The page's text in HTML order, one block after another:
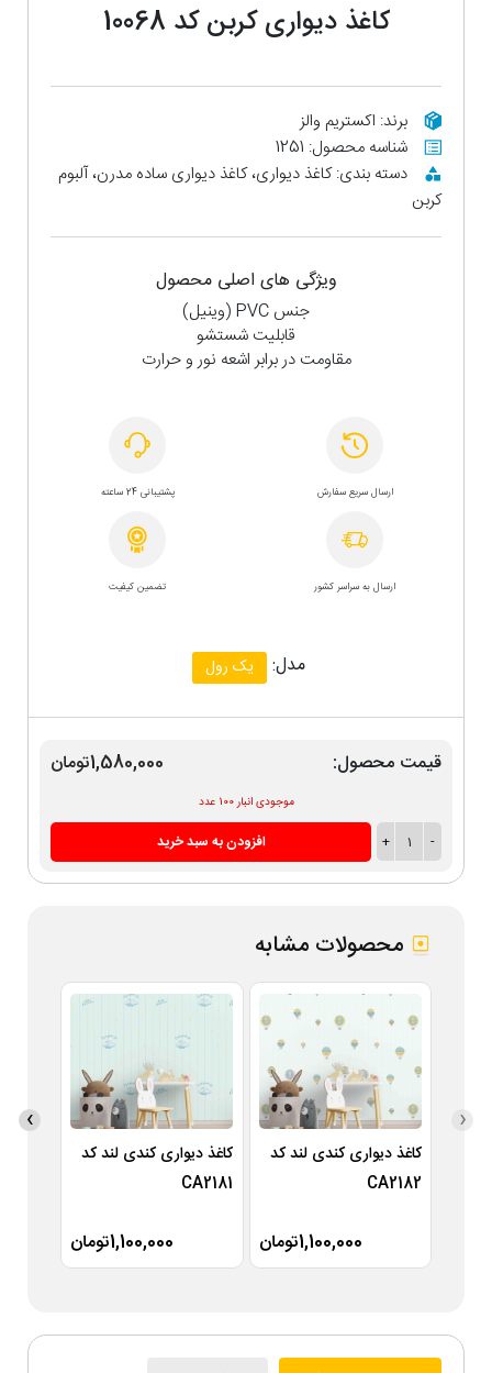
کاغذ دیواری کربن کد 10068
برند: اکستریم والز
شناسه محصول: 1251
دسته بندی: کاغذ دیواری، کاغذ دیواری ساده مدرن، آلبوم
کربن
ویژگی های اصلی محصول
جنس PVC (وینیل)
قابلیت شستشو
مقاومت در برابر اشعه نور و حرارت
ارسال سریع سفارش پشتیبانی 24 ساعته
ارسال به سراسر کشور تضمین کیفیت
مدل: یک رول
قیمت محصول: 1,580,000تومان
موجودی انبار 100 عدد
-
1
+ افزودن به سبد خرید
محصولات مشابه
کاغذ دیواری کندی لند کد
CA2182
1,100,000تومان
کاغذ دیواری کندی لند کد
CA2181
1,100,000تومان
‹
›